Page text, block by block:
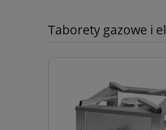
Taborety gazowe i